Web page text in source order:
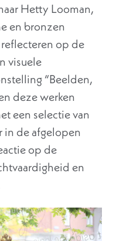
Hetty Looman,
en bronzen
op de
visuele
“Beelden,
deze werken
een selectie van
in de afgelopen
op de
en